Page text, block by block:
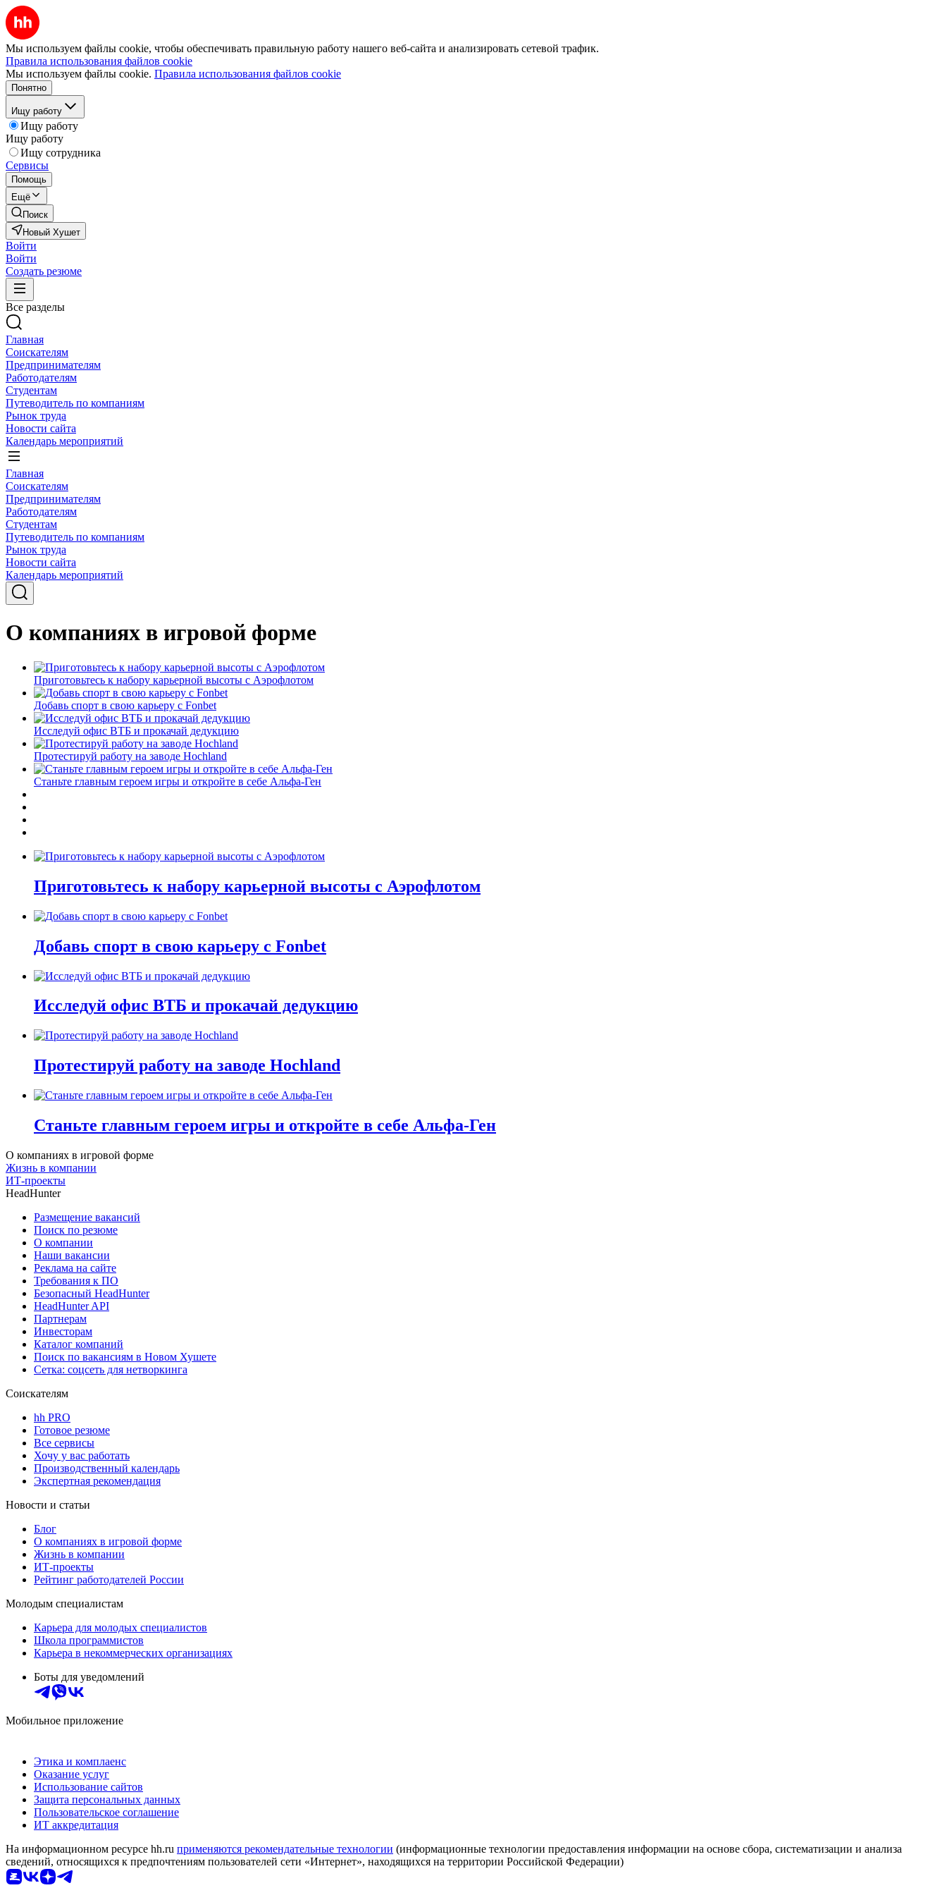
Мы используем файлы cookie, чтобы обеспечивать правильную работу нашего веб-сайта и анализировать сетевой трафик.
Правила использования файлов cookie
Мы используем файлы cookie. Правила использования файлов cookie
Понятно
Ищу работу
Ищу работу
Ищу работу
Ищу сотрудника
Сервисы
Помощь
Ещё
Поиск
Новый Хушет
Войти
Войти
Создать резюме
Все разделы
Главная
Соискателям
Предпринимателям
Работодателям
Студентам
Путеводитель по компаниям
Рынок труда
Новости сайта
Календарь мероприятий
Главная
Соискателям
Предпринимателям
Работодателям
Студентам
Путеводитель по компаниям
Рынок труда
Новости сайта
Календарь мероприятий
О компаниях в игровой форме
Приготовьтесь к набору карьерной высоты с Аэрофлотом
Добавь спорт в свою карьеру с Fonbet
Исследуй офис ВТБ и прокачай дедукцию
Протестируй работу на заводе Hochland
Станьте главным героем игры и откройте в себе Альфа-Ген
Приготовьтесь к набору карьерной высоты с Аэрофлотом
Добавь спорт в свою карьеру с Fonbet
Исследуй офис ВТБ и прокачай дедукцию
Протестируй работу на заводе Hochland
Станьте главным героем игры и откройте в себе Альфа-Ген
О компаниях в игровой форме
Жизнь в компании
ИТ-проекты
HeadHunter
Размещение вакансий
Поиск по резюме
О компании
Наши вакансии
Реклама на сайте
Требования к ПО
Безопасный HeadHunter
HeadHunter API
Партнерам
Инвесторам
Каталог компаний
Поиск по вакансиям в Новом Хушете
Сетка: соцсеть для нетворкинга
Соискателям
hh PRO
Готовое резюме
Все сервисы
Хочу у вас работать
Производственный календарь
Экспертная рекомендация
Новости и статьи
Блог
О компаниях в игровой форме
Жизнь в компании
ИТ-проекты
Рейтинг работодателей России
Молодым специалистам
Карьера для молодых специалистов
Школа программистов
Карьера в некоммерческих организациях
Боты для уведомлений
Мобильное приложение
Этика и комплаенс
Оказание услуг
Использование сайтов
Защита персональных данных
Пользовательское соглашение
ИТ аккредитация
На информационном ресурсе hh.ru применяются рекомендательные технологии (информационные технологии предоставления информации на основе сбора, систематизации и анализа
сведений, относящихся к предпочтениям пользователей сети «Интернет», находящихся на территории Российской Федерации)